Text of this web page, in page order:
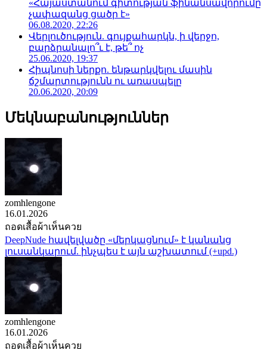
«Հայաստանում գիտության ֆինանսավորումը
չափազանց ցածր է»
06.08.2020, 22:26
Վերլուծություն. գույքահարկն, ի վերջո,
բարձրանալո՞ւ է, թե՞ ոչ
25.06.2020, 19:37
Հիպնոսի ներքո. ենթարկվելու մասին
ճշմարտությունն ու առասպելը
20.06.2020, 20:09
Մեկնաբանություններ
zomhlengone
16.01.2026
ถอดเสื้อผ้าเห็นควย
DeepNude հավելվածը «մերկացնում» է կանանց
լուսանկարում. ինչպես է այն աշխատում (+upd.)
zomhlengone
16.01.2026
ถอดเสื้อผ้าเห็นควย